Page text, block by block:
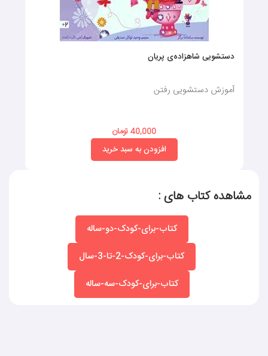
دستشویی شاهزاده‌ی پریان
آموزش دستشویی رفتن
40,000 تومان
افزودن به سبد خرید
مشاهده کتاب های :
کتاب-برای-کودک-دو-ساله
کتاب-برای-کودک-2-تا-3-سال
کتاب-برای-کودک-سه-ساله